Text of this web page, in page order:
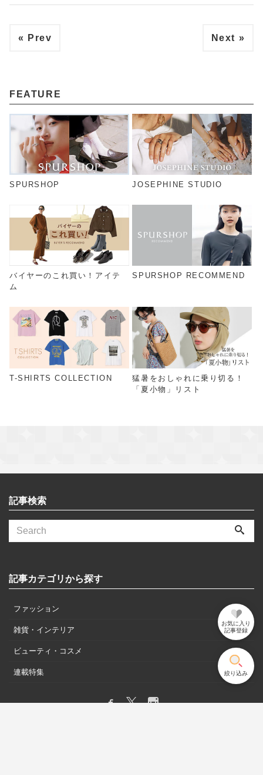
« Prev Next »
FEATURE
SPURSHOP JOSEPHINE STUDIO
バイヤーのこれ買い！アイテ
ム
SPURSHOP RECOMMEND
T-SHIRTS COLLECTION
猛暑をおしゃれに乗り切る！
「夏小物」リスト
お気に入り
記事登録
絞り込み
記事検索
記事カテゴリから探す
ファッション
雑貨・インテリア
ビューティ・コスメ
連載特集